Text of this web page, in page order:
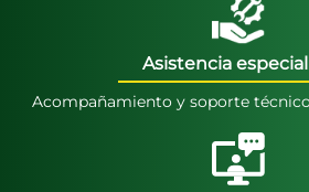
Asistencia
Acompañamiento y soporte